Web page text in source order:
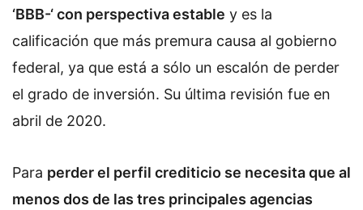
‘BBB-‘ con perspectiva estable y es la
calificación que más premura causa al gobierno
federal, ya que está a sólo un escalón de perder
el grado de inversión. Su última revisión fue en
abril de 2020.
Para perder el perfil crediticio se necesita que al
menos dos de las tres principales agencias